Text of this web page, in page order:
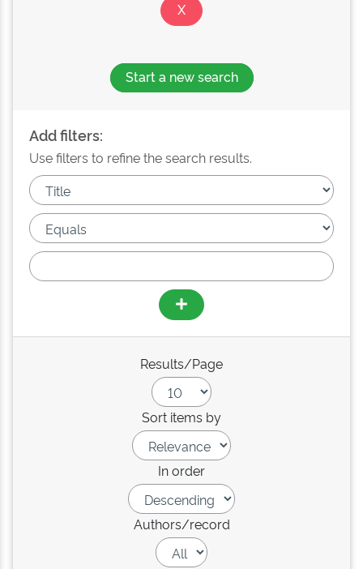
Start a new search
Add filters:
Use filters to refine the search results.
Results/Page
Sort items by
In order
Authors/record